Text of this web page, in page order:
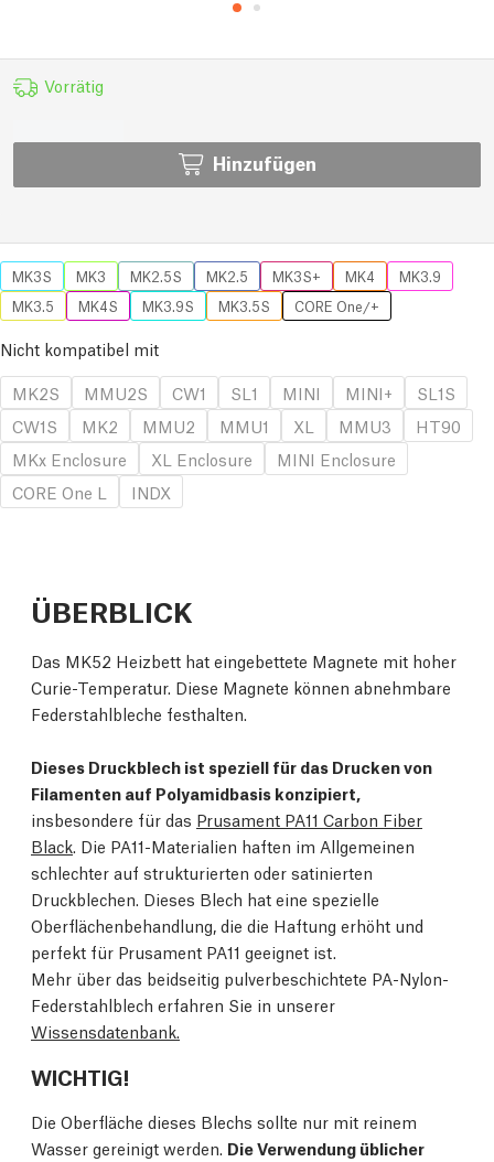
Vorrätig
Hinzufügen
MK3S MK3 MK2.5S MK2.5 MK3S+ MK4
MK3.9
MK3.5
MK4S MK3.9S MK3.5S CORE One/+
Nicht kompatibel mit
MK2S
MMU2S CW1 SL1 MINI MINI+
SL1S
CW1S
MK2 MMU2 MMU1 XL MMU3
HT90
MKx Enclosure
XL Enclosure
MINI Enclosure
CORE One L
INDX
ÜBERBLICK
Das MK52 Heizbett hat eingebettete Magnete mit hoher
Curie-Temperatur. Diese Magnete können abnehmbare
Federstahlbleche festhalten.
Dieses Druckblech ist speziell für das Drucken von
Filamenten auf Polyamidbasis konzipiert,
insbesondere für das Prusament PA11 Carbon Fiber
Black. Die PA11-Materialien haften im Allgemeinen
schlechter auf strukturierten oder satinierten
Druckblechen. Dieses Blech hat eine spezielle
Oberflächenbehandlung, die die Haftung erhöht und
perfekt für Prusament PA11 geeignet ist.
Mehr über das beidseitig pulverbeschichtete PA-Nylon-
Federstahlblech erfahren Sie in unserer
Wissensdatenbank.
WICHTIG!
Die Oberfläche dieses Blechs sollte nur mit reinem
Wasser gereinigt werden. Die Verwendung üblicher